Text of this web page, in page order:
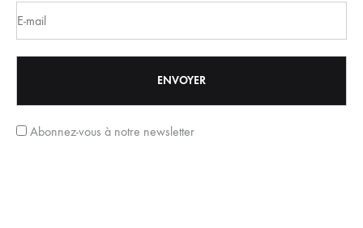
Abonnez-vous à notre newsletter